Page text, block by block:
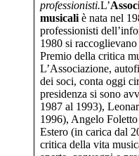
professionisti.L’
musicali è nata nel
professionisti
1980 si
Premio della critica
L’Associazione,
dei soci, conta oggi
presidenza si sono
1987 al 1993),
1996), Angelo
Estero (in carica dal
critica della vita